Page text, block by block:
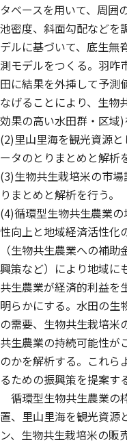
タベースを用いて、周囲
池密度、斜面勾配などを
デルに基づいて、底生無
測モデルをつくる。羽咋
田に結果を外挿して予測
なげることにより、生物
効果の高い水田群・区域)
(2)里山里海を観光資源
ータのとりまとめと解析
(3)生物共生栽培米の市
りまとめと解析を行う。
(4)循環型生物共生農業
性向上と地域経済活性化
（生物共生農業への補
興策など）により地域に
共生農業が経済的利益を
明らかにする。水田の生
の需要、生物共生栽培米
共生農業の持続可能性が
のかを解析する。これら
るための振興策を提案す
循環型生物共生農業の
置、里山里海を観光資源
ン、生物共生栽培米の販